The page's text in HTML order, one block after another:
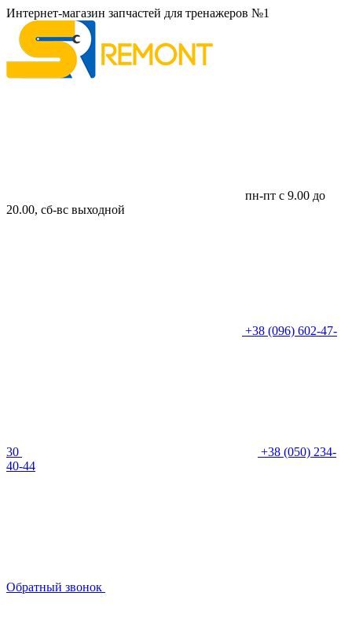
Интернет-магазин запчастей для тренажеров №1
пн-пт с 9.00 до
20.00, сб-вс выходной
+38 (096) 602-47-
30
+38 (050) 234-
40-44
Обратный звонок